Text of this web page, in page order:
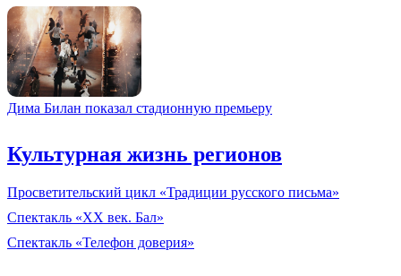
Дима Билан показал стадионную премьеру
Культурная жизнь регионов
Просветительский цикл «Традиции русского письма»
Спектакль «XX век. Бал»
Спектакль «Телефон доверия»